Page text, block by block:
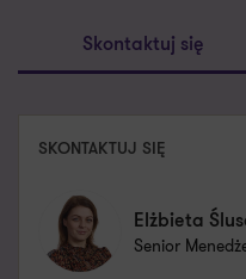
Skontaktuj się
SKONTAKTUJ SIĘ
Elżbieta
Senior